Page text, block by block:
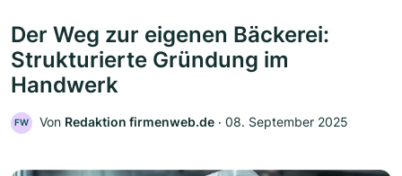
Der Weg zur eigenen Bäckerei:
Strukturierte Gründung im
Handwerk
FW Von Redaktion firmenweb.de ‧ 08. September 2025